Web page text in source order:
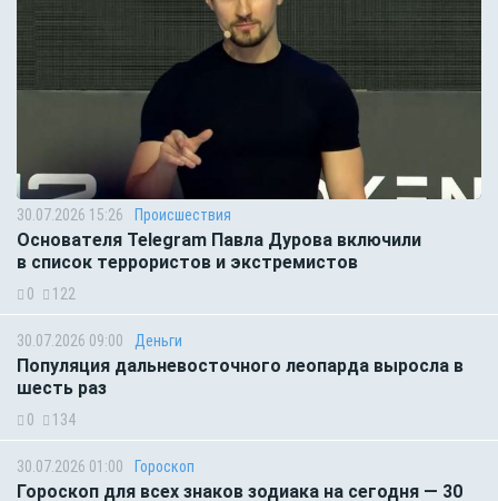
30.07.2026 15:26 Происшествия
Основателя Telegram Павла Дурова включили
в список террористов и экстремистов
0 122
30.07.2026 09:00 Деньги
Популяция дальневосточного леопарда выросла в
шесть раз
0 134
30.07.2026 01:00 Гороскоп
Гороскоп для всех знаков зодиака на сегодня — 30